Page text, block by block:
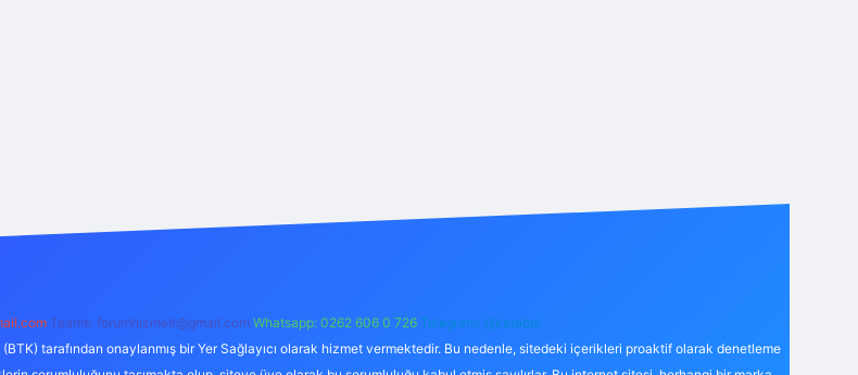
Teams: forumhizmeti@gmail.com Whatsapp: 0262 606 0 726 Telegram: @karabul
tarafından onaylanmış bir Yer Sağlayıcı olarak hizmet vermektedir. Bu nedenle, sitedeki içerikleri proaktif olarak denetleme